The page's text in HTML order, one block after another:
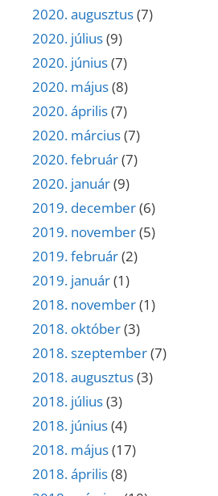
2020. augusztus(7)
2020. július(9)
2020. június(7)
2020. május(8)
2020. április(7)
2020. március(7)
2020. február(7)
2020. január(9)
2019. december(6)
2019. november(5)
2019. február(2)
2019. január(1)
2018. november(1)
2018. október(3)
2018. szeptember(7)
2018. augusztus(3)
2018. július(3)
2018. június(4)
2018. május(17)
2018. április(8)